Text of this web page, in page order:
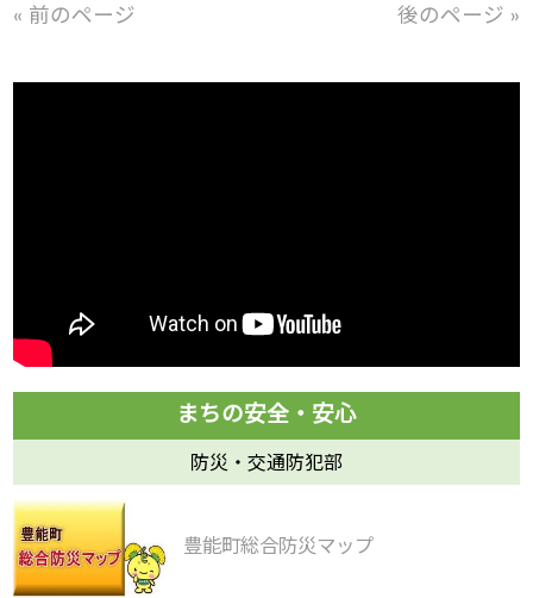
« 前のページ 後のページ »
防災・交通防犯部
豊能町総合防災マップ